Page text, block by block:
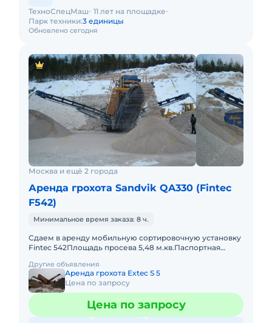
Обновлено сегодня
ТехноСпецМаш 11 лет на площадке
Парк техники:3 единицы
Москва и ещё 2 города
Аренда грохота Sandvik QA330 (Fintec
F542)
Минимальное время заказа: 8 ч.
Сдаем в аренду мобильную сортировочную установку
Fintec 542Площадь просева 5,48 м.кв.Паспортная
радиоуправлени
Другие объявления
Аренда грохота Extec S 5
Цена по запросу
Цена по запросу